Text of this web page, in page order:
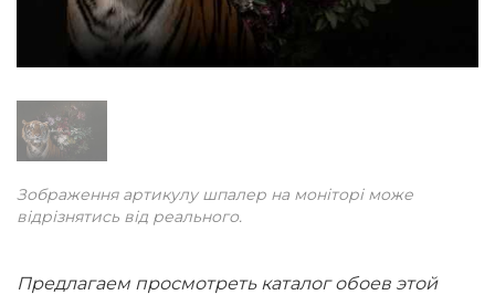
Зображення артикулу шпалер на моніторі може
відрізнятись від реального.
Предлагаем просмотреть каталог обоев этой